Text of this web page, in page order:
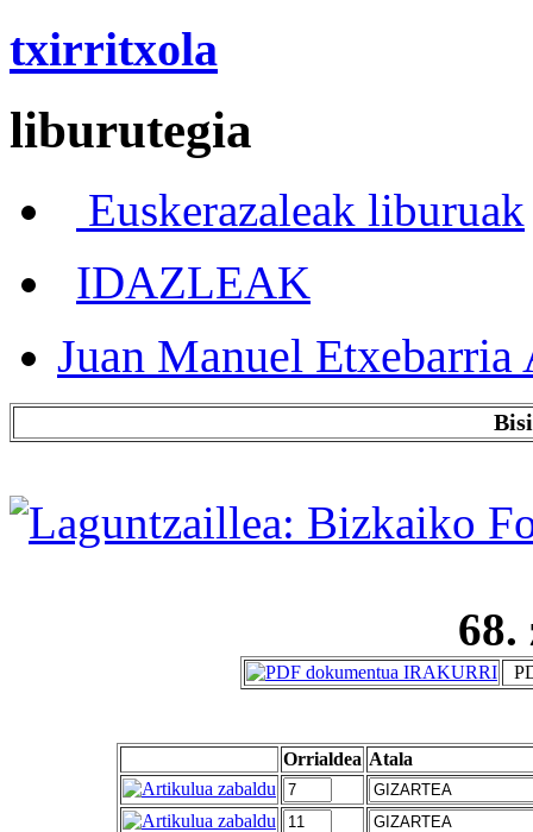
txirritxola
liburutegia
Euskerazaleak liburuak
IDAZLEAK
Juan Manuel Etxebarria
68.
Orrialdea Atala